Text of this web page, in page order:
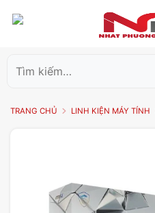
kiếm:
TRANG CHỦ LINH KIỆN MÁY TÍNH